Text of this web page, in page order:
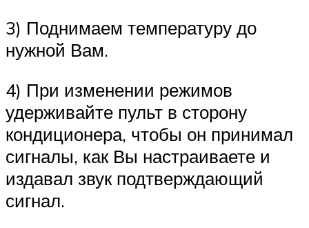
3) Поднимаем температуру до
нужной Вам.
4) При изменении режимов
удерживайте пульт в сторону
кондиционера, чтобы он принимал
сигналы, как Вы настраиваете и
издавал звук подтверждающий
сигнал.